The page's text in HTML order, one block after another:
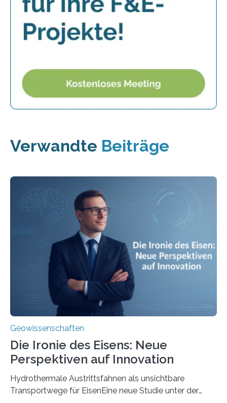
Verwandte Beiträge
Geowissenschaften
Die Ironie des Eisens: Neue
Perspektiven auf Innovation
Hydrothermale Austrittsfahnen als unsichtbare
Transportwege für EisenEine neue Studie unter der